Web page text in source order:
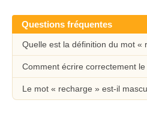
Questions fréquentes
Quelle est la définition du mot «
Comment écrire correctement
Le mot « recharge » est-il